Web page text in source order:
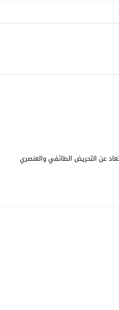
عن التحريض الطائفي والعنصري